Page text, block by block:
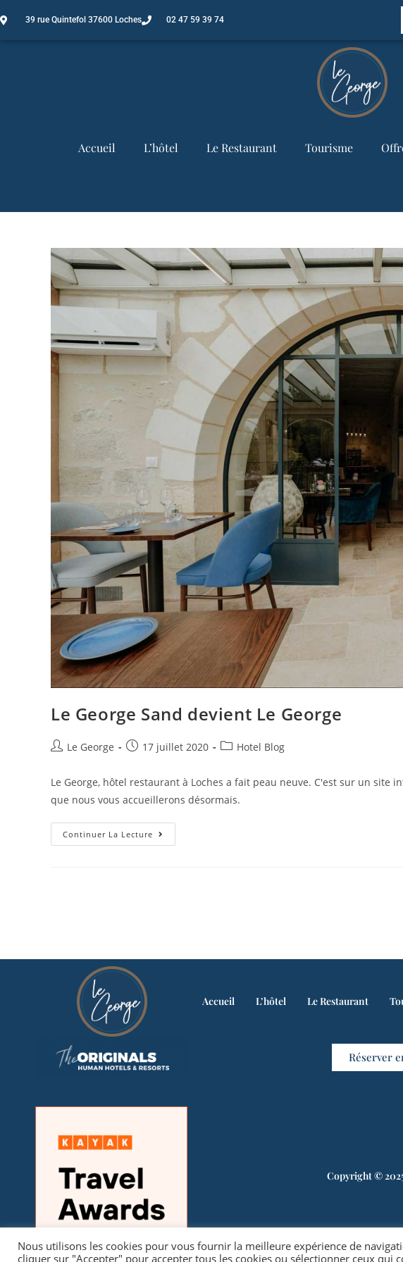
39 rue Quintefol 37600 Loches 02 47 59 39 74
Accueil L’hôtel Le Restaurant Tourisme
Le George Sand devient Le George
Le George 17 juillet 2020 Hotel Blog
Le George, hôtel restaurant à Loches a fait peau neuve. C'est sur un site
que nous vous accueillerons désormais.
Continuer La Lecture
Accueil L’hôtel Le Restaurant
Réserver
Copyright ©
Nous utilisons les cookies pour vous fournir la meilleure expérience de
cliquer sur "Accepter" pour accepter tous les cookies ou sélectionner ceux qui